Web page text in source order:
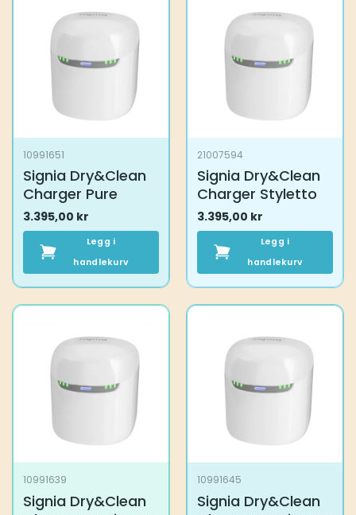
10991651
Signia Dry&Clean
Charger Pure
3.395,00 kr
Legg i
handlekurv
21007594
Signia Dry&Clean
Charger Styletto
3.395,00 kr
Legg i
handlekurv
10991639
Signia Dry&Clean
10991645
Signia Dry&Clean